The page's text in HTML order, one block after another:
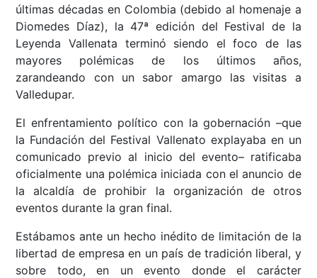
últimas décadas en Colombia (debido al homenaje a
Diomedes Díaz), la 47ª edición del Festival de la
Leyenda Vallenata terminó siendo el foco de las
mayores polémicas de los últimos años,
zarandeando con un sabor amargo las visitas a
Valledupar.
El enfrentamiento político con la gobernación –que
la Fundación del Festival Vallenato explayaba en un
comunicado previo al inicio del evento– ratificaba
oficialmente una polémica iniciada con el anuncio de
la alcaldía de prohibir la organización de otros
eventos durante la gran final.
Estábamos ante un hecho inédito de limitación de la
libertad de empresa en un país de tradición liberal, y
sobre todo, en un evento donde el carácter